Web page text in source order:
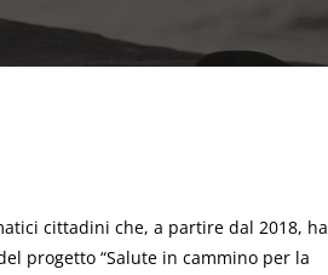
cittadini che, a partire dal 2018,
progetto “Salute in cammino per la